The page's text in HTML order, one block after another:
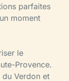
parfaites
moment
le
Provence.
du Verdon et